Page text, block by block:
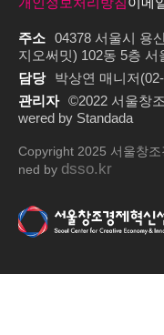
주소 04378 서울시 용
지오써밋) 102동 5층 서
담당
박상연 매니저
관리자 ©2022 서울창
wered by Standada
Copyright 2025 서울창
ned by dsso.kr